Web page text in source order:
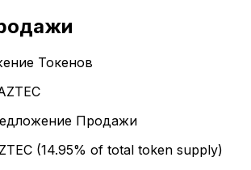
Токенов
Продажи
(14.95% of total token supply)